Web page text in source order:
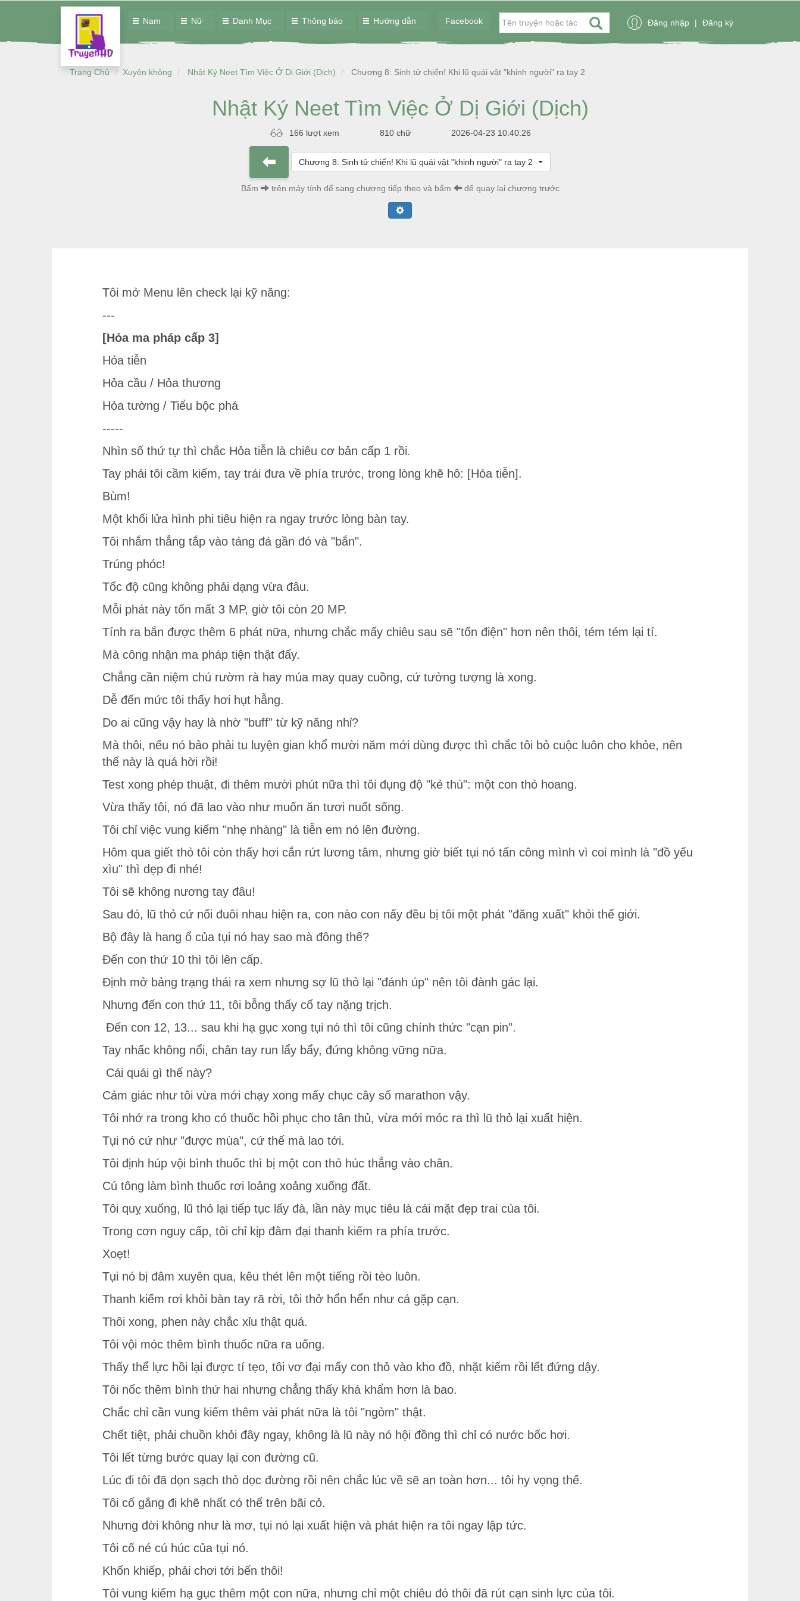
Nam Nữ Danh Mục Thông báo Hướng dẫn Facebook Đăng nhập | Đăng ký
Trang Chủ Xuyên không Nhật Ký Neet Tìm Việc Ở Dị Giới (Dịch) Chương 8: Sinh tử chiến! Khi lũ quái vật "khinh người" ra tay 2
Nhật Ký Neet Tìm Việc Ở Dị Giới (Dịch)
166 lượt xem 810 chữ 2026-04-23 10:40:26
Chương 8: Sinh tử chiến! Khi lũ quái vật "khinh người" ra tay 2
Bấm trên máy tính để sang chương tiếp theo và bấm để quay lại chương trước
Tôi mở Menu lên check lại kỹ năng:
---
[Hỏa ma pháp cấp 3]
Hỏa tiễn
Hỏa cầu / Hỏa thương
Hỏa tường / Tiểu bộc phá
-----
Nhìn số thứ tự thì chắc Hỏa tiễn là chiêu cơ bản cấp 1 rồi.
Tay phải tôi cầm kiếm, tay trái đưa về phía trước, trong lòng khẽ hô: [Hỏa tiễn].
Bùm!
Một khối lửa hình phi tiêu hiện ra ngay trước lòng bàn tay.
Tôi nhắm thẳng tắp vào tảng đá gần đó và "bắn".
Trúng phóc!
Tốc độ cũng không phải dạng vừa đâu.
Mỗi phát này tốn mất 3 MP, giờ tôi còn 20 MP.
Tính ra bắn được thêm 6 phát nữa, nhưng chắc mấy chiêu sau sẽ "tốn điện" hơn nên thôi, tém tém lại tí.
Mà công nhận ma pháp tiện thật đấy.
Chẳng cần niệm chú rườm rà hay múa may quay cuồng, cứ tưởng tượng là xong.
Dễ đến mức tôi thấy hơi hụt hẫng.
Do ai cũng vậy hay là nhờ "buff" từ kỹ năng nhỉ?
Mà thôi, nếu nó bảo phải tu luyện gian khổ mười năm mới dùng được thì chắc tôi bỏ cuộc luôn cho khỏe, nên
thế này là quá hời rồi!
Test xong phép thuật, đi thêm mười phút nữa thì tôi đụng độ "kẻ thù": một con thỏ hoang.
Vừa thấy tôi, nó đã lao vào như muốn ăn tươi nuốt sống.
Tôi chỉ việc vung kiếm "nhẹ nhàng" là tiễn em nó lên đường.
Hôm qua giết thỏ tôi còn thấy hơi cắn rứt lương tâm, nhưng giờ biết tụi nó tấn công mình vì coi mình là "đồ yếu
xìu" thì dẹp đi nhé!
Tôi sẽ không nương tay đâu!
Sau đó, lũ thỏ cứ nối đuôi nhau hiện ra, con nào con nấy đều bị tôi một phát "đăng xuất" khỏi thế giới.
Bộ đây là hang ổ của tụi nó hay sao mà đông thế?
Đến con thứ 10 thì tôi lên cấp.
Định mở bảng trạng thái ra xem nhưng sợ lũ thỏ lại "đánh úp" nên tôi đành gác lại.
Nhưng đến con thứ 11, tôi bỗng thấy cổ tay nặng trịch.
Đến con 12, 13... sau khi hạ gục xong tụi nó thì tôi cũng chính thức "cạn pin".
Tay nhấc không nổi, chân tay run lẩy bẩy, đứng không vững nữa.
Cái quái gì thế này?
Cảm giác như tôi vừa mới chạy xong mấy chục cây số marathon vậy.
Tôi nhớ ra trong kho có thuốc hồi phục cho tân thủ, vừa mới móc ra thì lũ thỏ lại xuất hiện.
Tụi nó cứ như "được mùa", cứ thế mà lao tới.
Tôi định húp vội bình thuốc thì bị một con thỏ húc thẳng vào chân.
Cú tông làm bình thuốc rơi loảng xoảng xuống đất.
Tôi quỵ xuống, lũ thỏ lại tiếp tục lấy đà, lần này mục tiêu là cái mặt đẹp trai của tôi.
Trong cơn nguy cấp, tôi chỉ kịp đâm đại thanh kiếm ra phía trước.
Xoẹt!
Tụi nó bị đâm xuyên qua, kêu thét lên một tiếng rồi tèo luôn.
Thanh kiếm rơi khỏi bàn tay rã rời, tôi thở hổn hển như cá gặp cạn.
Thôi xong, phen này chắc xỉu thật quá.
Tôi vội móc thêm bình thuốc nữa ra uống.
Thấy thể lực hồi lại được tí tẹo, tôi vơ đại mấy con thỏ vào kho đồ, nhặt kiếm rồi lết đứng dậy.
Tôi nốc thêm bình thứ hai nhưng chẳng thấy khá khẩm hơn là bao.
Chắc chỉ cần vung kiếm thêm vài phát nữa là tôi "ngỏm" thật.
Chết tiệt, phải chuồn khỏi đây ngay, không là lũ này nó hội đồng thì chỉ có nước bốc hơi.
Tôi lết từng bước quay lại con đường cũ.
Lúc đi tôi đã dọn sạch thỏ dọc đường rồi nên chắc lúc về sẽ an toàn hơn... tôi hy vọng thế.
Tôi cố gắng đi khẽ nhất có thể trên bãi cỏ.
Nhưng đời không như là mơ, tụi nó lại xuất hiện và phát hiện ra tôi ngay lập tức.
Tôi cố né cú húc của tụi nó.
Khốn khiếp, phải chơi tới bến thôi!
Tôi vung kiếm hạ gục thêm một con nữa, nhưng chỉ một chiêu đó thôi đã rút cạn sinh lực của tôi.